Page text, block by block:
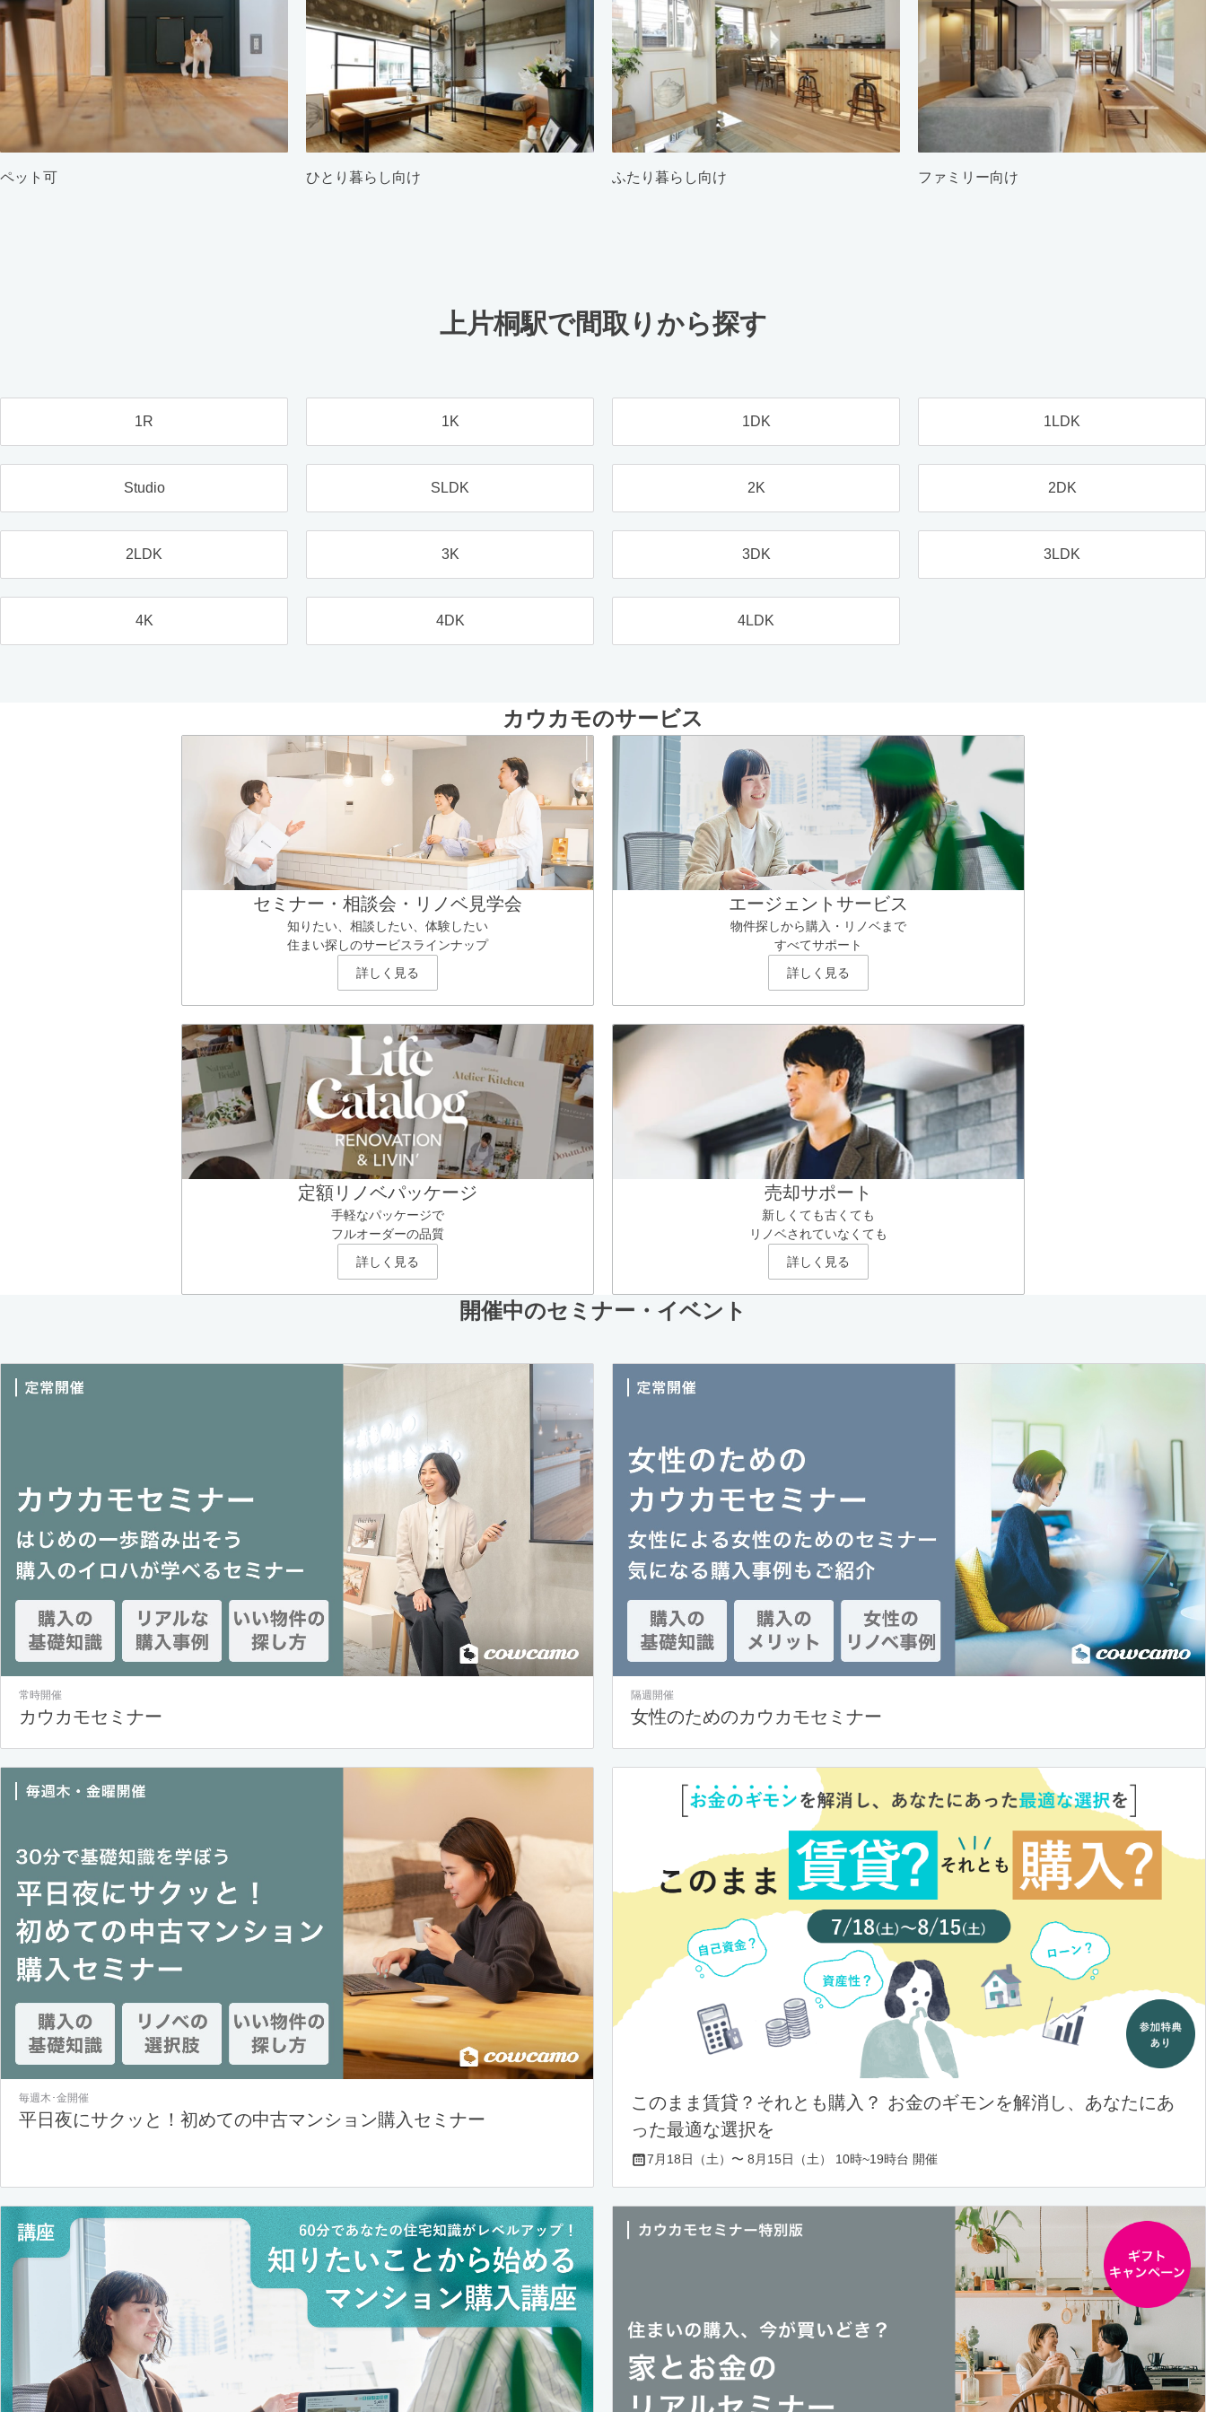
ペット可 ひとり暮らし向け ふたり暮らし向け ファミリー向け
上片桐駅で間取りから探す
1R 1K 1DK 1LDK
Studio SLDK 2K 2DK
2LDK 3K 3DK 3LDK
4K 4DK 4LDK
カウカモのサービス
セミナー・相談会・リノベ見学会
知りたい、相談したい、体験したい
住まい探しのサービスラインナップ
詳しく見る
エージェントサービス
物件探しから購入・リノベまで
すべてサポート
詳しく見る
定額リノベパッケージ
手軽なパッケージで
フルオーダーの品質
詳しく見る
売却サポート
新しくても古くても
リノベされていなくても
詳しく見る
開催中のセミナー・イベント
常時開催
カウカモセミナー
隔週開催
女性のためのカウカモセミナー
毎週木･金開催
平日夜にサクッと！初めての中古マンション購入セミナー
このまま賃貸？それとも購入？ お金のギモンを解消し、あなたにあ
った最適な選択を
7月18日（土）〜 8月15日（土） 10時~19時台 開催